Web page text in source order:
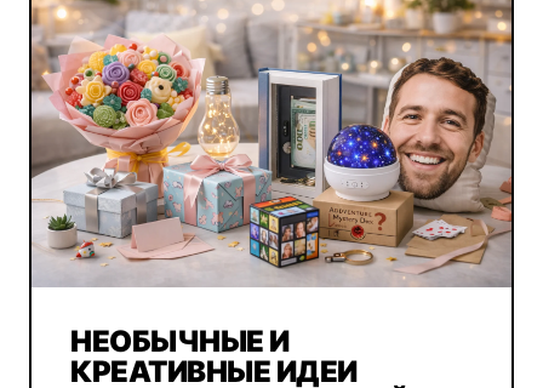
НЕОБЫЧНЫЕ И
КРЕАТИВНЫЕ ИДЕИ